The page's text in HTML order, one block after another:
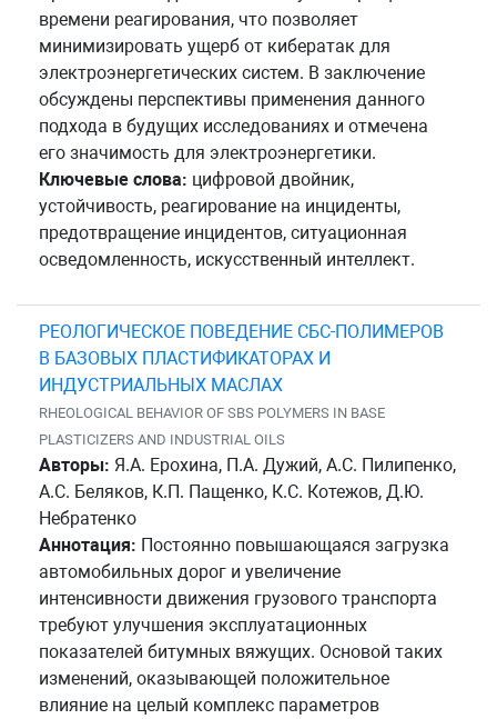
времени реагирования, что позволяет
минимизировать ущерб от кибератак для
электроэнергетических систем. В заключение
обсуждены перспективы применения данного
подхода в будущих исследованиях и отмечена
его значимость для электроэнергетики.
Ключевые слова: цифровой двойник,
устойчивость, реагирование на инциденты,
предотвращение инцидентов, ситуационная
осведомленность, искусственный интеллект.
РЕОЛОГИЧЕСКОЕ ПОВЕДЕНИЕ СБС-ПОЛИМЕРОВ
В БАЗОВЫХ ПЛАСТИФИКАТОРАХ И
ИНДУСТРИАЛЬНЫХ МАСЛАХ
RHEOLOGICAL BEHAVIOR OF SBS POLYMERS IN BASE
PLASTICIZERS AND INDUSTRIAL OILS
Авторы: Я.А. Ерохина, П.А. Дужий, А.С. Пилипенко,
А.С. Беляков, К.П. Пащенко, К.С. Котежов, Д.Ю.
Небратенко
Аннотация: Постоянно повышающаяся загрузка
автомобильных дорог и увеличение
интенсивности движения грузового транспорта
требуют улучшения эксплуатационных
показателей битумных вяжущих. Основой таких
изменений, оказывающей положительное
влияние на целый комплекс параметров